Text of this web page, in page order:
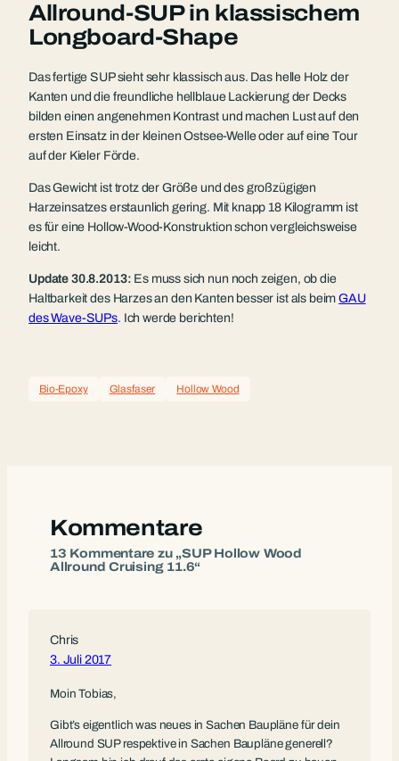
Allround-SUP in klassischem
Longboard-Shape
Das fertige SUP sieht sehr klassisch aus. Das helle Holz der
Kanten und die freundliche hellblaue Lackierung der Decks
bilden einen angenehmen Kontrast und machen Lust auf den
ersten Einsatz in der kleinen Ostsee-Welle oder auf eine Tour
auf der Kieler Förde.
Das Gewicht ist trotz der Größe und des großzügigen
Harzeinsatzes erstaunlich gering. Mit knapp 18 Kilogramm ist
es für eine Hollow-Wood-Konstruktion schon vergleichsweise
leicht.
Update 30.8.2013: Es muss sich nun noch zeigen, ob die
Haltbarkeit des Harzes an den Kanten besser ist als beimGAU
des Wave-SUPs. Ich werde berichten!
Bio-Epoxy Glasfaser Hollow Wood
Kommentare
13 Kommentare zu „SUP Hollow Wood
Allround Cruising 11.6“
Chris
3. Juli 2017
Moin Tobias,
Gibt’s eigentlich was neues in Sachen Baupläne für dein
Allround SUP respektive in Sachen Baupläne generell?